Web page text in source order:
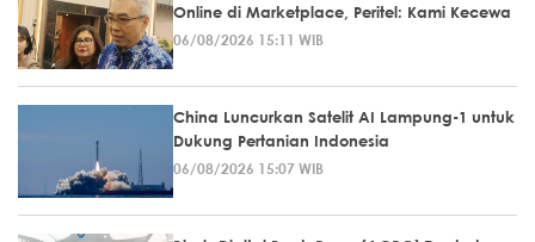
Online di Marketplace, Peritel: Kami Kecewa
06/08/2026 15:11 WIB
China Luncurkan Satelit AI Lampung-1 untuk
Dukung Pertanian Indonesia
06/08/2026 15:07 WIB